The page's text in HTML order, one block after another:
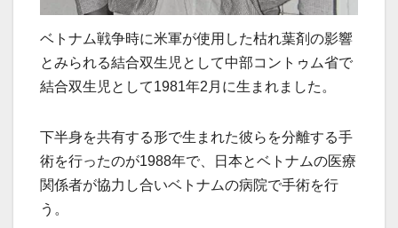
ベトナム戦争時に米軍が使用した枯れ葉剤の影響
とみられる結合双生児として中部コントゥム省で
結合双生児として1981年2月に生まれました。
下半身を共有する形で生まれた彼らを分離する手
術を行ったのが1988年で、日本とベトナムの医療
関係者が協力し合いベトナムの病院で手術を行
う。